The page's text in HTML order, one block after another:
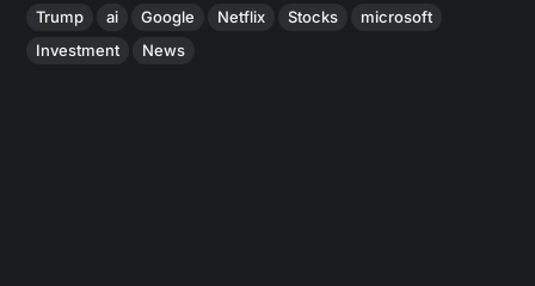
Trump ai Google Netflix Stocks
microsoft
Investment
News